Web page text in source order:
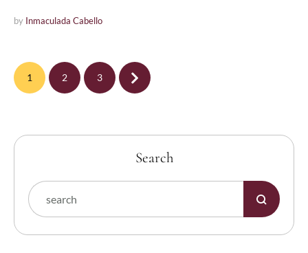
by Inmaculada Cabello
1 2 3
Search